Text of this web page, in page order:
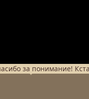
за понимание!